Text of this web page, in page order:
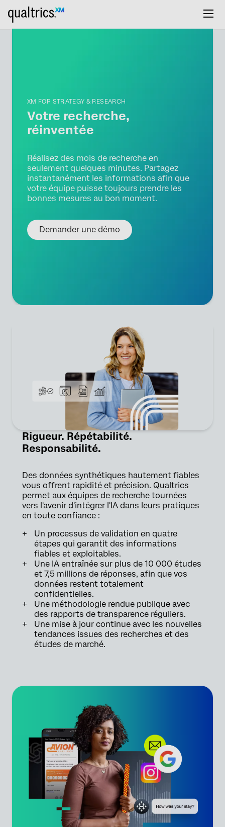
XM FOR STRATEGY & RESEARCH
Votre recherche,
réinventée
Réalisez des mois de recherche en
seulement quelques minutes. Partagez
instantanément les informations afin que
votre équipe puisse toujours prendre les
bonnes mesures au bon moment.
Demander une démo
Rigueur. Répétabilité.
Responsabilité.
Des données synthétiques hautement fiables
vous offrent rapidité et précision. Qualtrics
permet aux équipes de recherche tournées
vers l'avenir d'intégrer l'IA dans leurs pratiques
en toute confiance :
Un processus de validation en quatre
étapes qui garantit des informations
fiables et exploitables.
Une IA entraînée sur plus de 10 000 études
et 7,5 millions de réponses, afin que vos
données restent totalement
confidentielles.
Une méthodologie rendue publique avec
des rapports de transparence réguliers.
Une mise à jour continue avec les nouvelles
tendances issues des recherches et des
études de marché.